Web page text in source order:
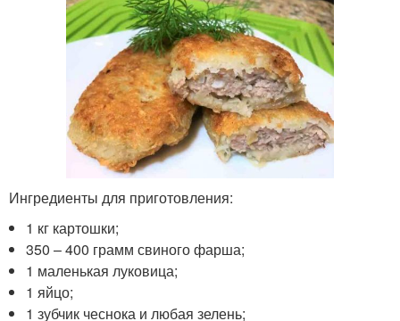
Ингредиенты для приготовления:
1 кг картошки;
350 – 400 грамм свиного фарша;
1 маленькая луковица;
1 яйцо;
1 зубчик чеснока и любая зелень;